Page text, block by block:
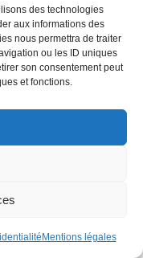
des technologies
aux informations des
nous permettra de traiter
ou les ID uniques
son consentement peut
et fonctions.
Mentions légales
dès août 2026 :